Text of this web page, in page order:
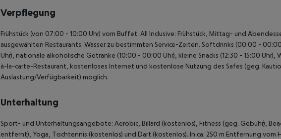
Verpflegung
Frühstück (von 07:00 - 10:00 Uhr) vom Buffet. All Inclusive: Frühstück, Mittag- und
ausgewählten Restaurants. Wasser zu bestimmten Service-Zeiten. Softdrinks (00:00 -
Uhr), nationale alkoholische Getränke (10:00 - 00:00 Uhr), kleine Snacks (12:30 - 15:00
à-la-carte-Restaurant, kostenloses Internet und kostenlose Nutzung des Safes (geg.
Auslastung/Verfügbarkeit) möglich.
Unterhaltung
Sport- und Unterhaltungsangebote: Aerobic, Billard (kostenlos), Fitness (geg. Gebühr),
entfernt), Yoga, Tischtennis (kostenlos) und Dart (kostenlos). In ca. 250 m Entfernung vom